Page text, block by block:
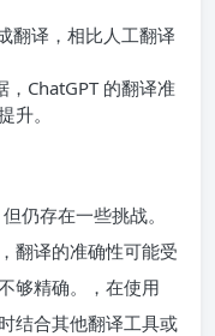
翻译，相比人工翻译
，ChatGPT 的翻译准
升。
仍存在一些挑战。
翻译的准确性可能受
够精确。，在使用
结合其他翻译工具或